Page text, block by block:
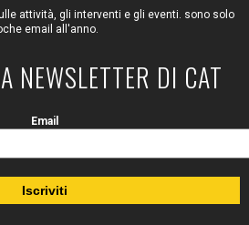
attività, gli interventi e gli eventi. sono solo
email all'anno.
NEWSLETTER DI CAT
Email